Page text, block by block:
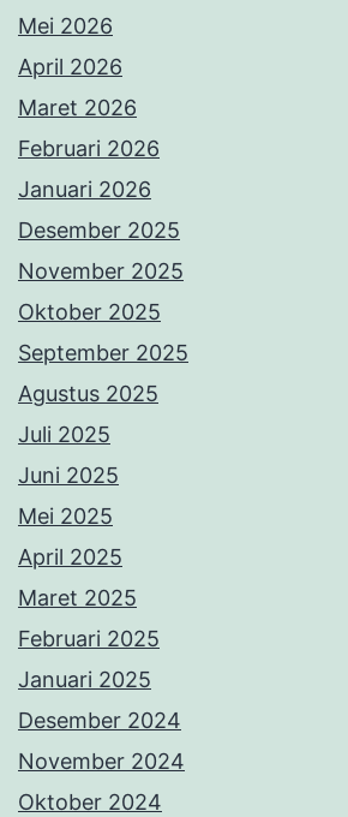
Mei 2026
April 2026
Maret 2026
Februari 2026
Januari 2026
Desember 2025
November 2025
Oktober 2025
September 2025
Agustus 2025
Juli 2025
Juni 2025
Mei 2025
April 2025
Maret 2025
Februari 2025
Januari 2025
Desember 2024
November 2024
Oktober 2024